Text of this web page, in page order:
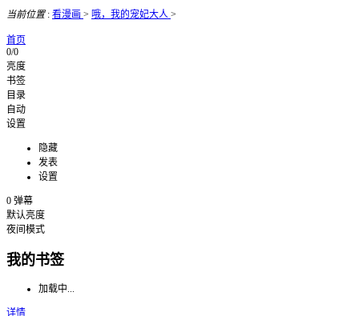
当前位置: 看漫画 > 哦，我的宠妃大人 >
首页
0/0
亮度
书签
目录
自动
设置
隐藏
发表
设置
0 弹幕
默认亮度
夜间模式
我的书签
加载中...
详情